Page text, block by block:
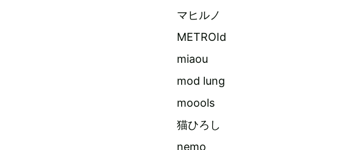
マヒルノ
METROId
miaou
mod lung
moools
猫ひろし
nemo